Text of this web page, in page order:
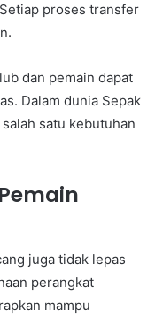
proses transfer
dan pemain dapat
Dalam dunia Sepak
satu kebutuhan
juga tidak lepas
perangkat
mampu